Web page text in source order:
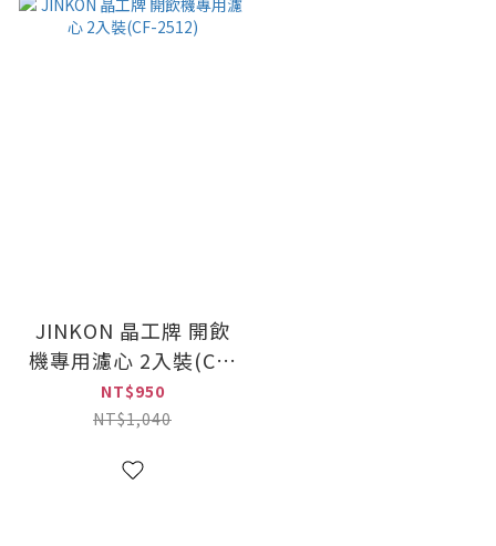
JINKON 晶工牌 開飲
機專用濾心 2入裝(CF-
2512)
NT$950
NT$1,040